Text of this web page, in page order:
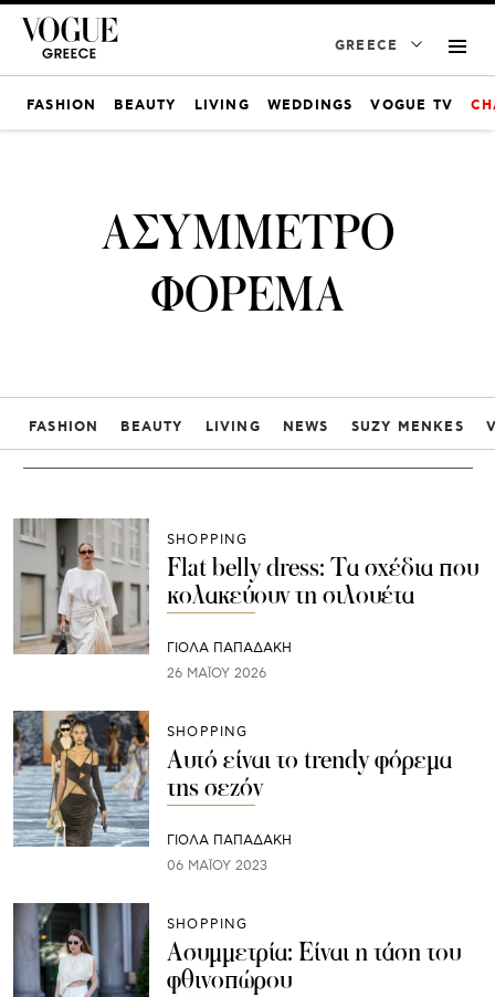
GREECE
FASHION BEAUTY LIVING WEDDINGS VOGUE TV
ΑΣΥΜΜΕΤΡΟ
ΦΟΡΕΜΑ
FASHION BEAUTY LIVING NEWS SUZY MENKES
SHOPPING
Flat belly dress: Τα σχέδια που
κολακεύουν τη σιλουέτα
ΓΙΌΛΑ ΠΑΠΑΔΆΚΗ
26 ΜΑΪ́ΟΥ 2026
SHOPPING
Αυτό είναι το trendy φόρεμα
της σεζόν
ΓΙΌΛΑ ΠΑΠΑΔΆΚΗ
06 ΜΑΪ́ΟΥ 2023
SHOPPING
Ασυμμετρία: Είναι η τάση του
φθινοπώρου